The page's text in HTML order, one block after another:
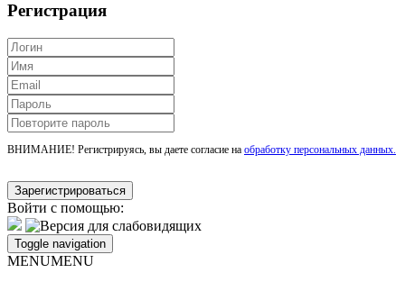
Регистрация
ВНИМАНИЕ! Регистрируясь, вы даете согласие на обработку персональных данных.
Войти с помощью:
Toggle navigation
MENUMENU